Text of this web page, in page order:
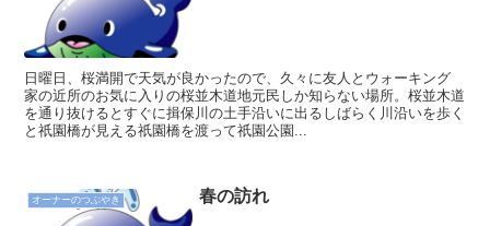
日曜日、桜満開で天気が良かったので、久々に友人とウォーキング
家の近所のお気に入りの桜並木道地元民しか知らない場所。桜並木道
を通り抜けるとすぐに揖保川の土手沿いに出るしばらく川沿いを歩く
と祇園橋が見える祇園橋を渡って祇園公園...
オーナーのつぶやき 春の訪れ